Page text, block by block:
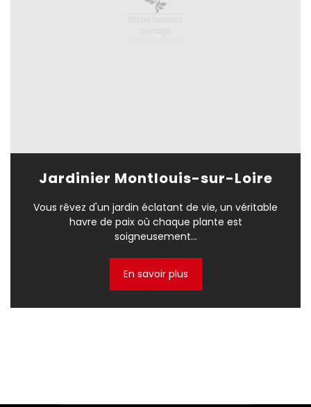
Jardinier Montlouis-sur-Loire
Vous rêvez d'un jardin éclatant de vie, un véritable
havre de paix où chaque plante est
soigneusement...
En savoir plus